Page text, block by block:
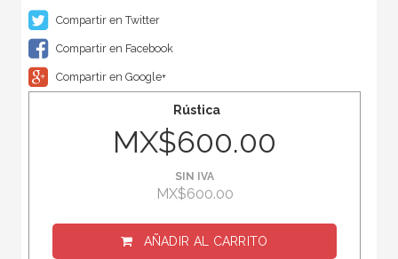
Compartir en Twitter
Compartir en Facebook
Compartir en Google+
Rústica
MX$600.00
SIN IVA
MX$600.00
AÑADIR AL CARRITO